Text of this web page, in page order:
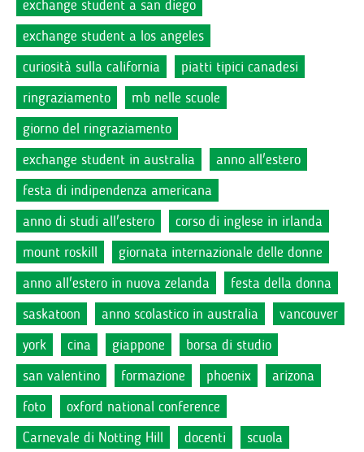
exchange student a san diego
exchange student a los angeles
curiosità sulla california
piatti tipici canadesi
ringraziamento
mb nelle scuole
giorno del ringraziamento
exchange student in australia
anno all'estero
festa di indipendenza americana
anno di studi all'estero
corso di inglese in irlanda
mount roskill
giornata internazionale delle donne
anno all'estero in nuova zelanda
festa della donna
saskatoon
anno scolastico in australia
vancouver
york
cina giappone
borsa di studio
san valentino
formazione phoenix
arizona
foto
oxford national conference
Carnevale di Notting Hill
docenti
scuola